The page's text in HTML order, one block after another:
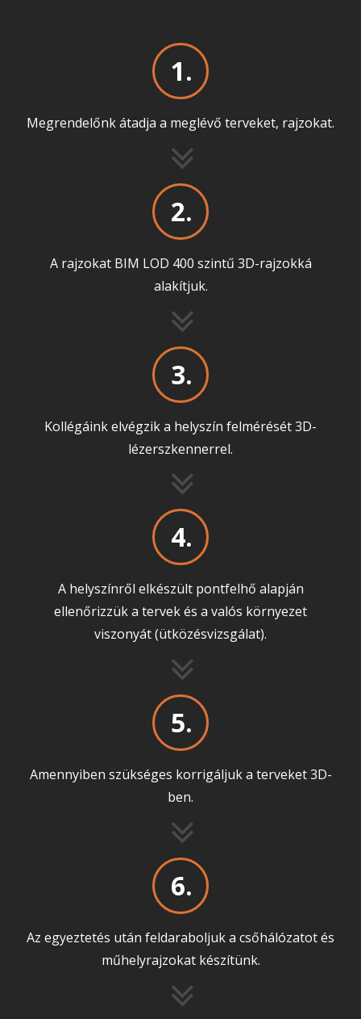
1.
Megrendelőnk átadja a meglévő terveket, rajzokat.
2.
A rajzokat BIM LOD 400 szintű 3D-rajzokká
alakítjuk.
3.
Kollégáink elvégzik a helyszín felmérését 3D-
lézerszkennerrel.
4.
A helyszínről elkészült pontfelhő alapján
ellenőrizzük a tervek és a valós környezet
viszonyát (ütközésvizsgálat).
5.
Amennyiben szükséges korrigáljuk a terveket 3D-
ben.
6.
Az egyeztetés után feldaraboljuk a csőhálózatot és
műhelyrajzokat készítünk.